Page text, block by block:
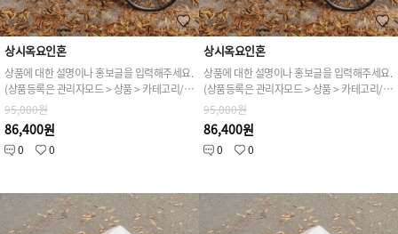
상시옥요인혼
상품에 대한 설명이나 홍보글을 입력해주세요.
(상품등록은 관리자모드 > 상품 > 카테고리/상품관리 > 상품등록 가능)
95,000원
86,400원
0 0
상시옥요인혼
상품에 대한 설명이나 홍보글을 입력해주세요.
(상품등록은 관리자모드 > 상품 > 카테고리/상품관리 > 상품등록 가능)
95,000원
86,400원
0 0